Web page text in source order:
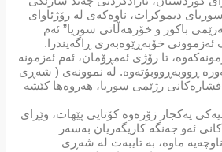
دیموکرات، ناوەکەی لە رۆژئاوای
باکور و خۆرهەڵاتی سوریا” ئەم
تا رۆژی ئەمڕۆمان، ئەم ئەزمونە
ڕووبەڕووبۆتەوە. لە نموونەی ( شەڕی
فشارەکانی رژێمی سوریا، هەروەها کێشە
یەکجار زۆرەوە کۆتایی پێهات، وێڕای
ئەو جەنگە کاریگەریان بەسەر
ماوە، بە تایبەت لە شەڕی